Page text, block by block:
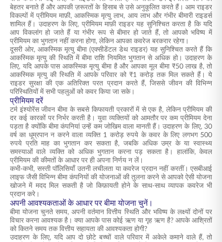
बेहतर बनाते हैं और आपकी ज़रूरतों के हिसाब से उसे अनुकूलित करते हैं। आम राइडर
विकल्पों में प्रीमियम माफ़ी, आकस्मिक मृत्यु लाभ, आय लाभ और गंभीर बीमारी राइडर्स
शामिल हैं। उदाहरण के लिए, प्रीमियम माफ़ी राइडर यह सुनिश्चित करता है कि यदि
आप विकलांग हो जाते हैं या गंभीर रूप से बीमार हो जाते हैं, तो आपको भविष्य में
प्रीमियम का भुगतान नहीं करना होगा, लेकिन आपका कवरेज बरकरार रहेगा।
दूसरी ओर, आकस्मिक मृत्यु बीमा (एक्सीडेंटल डेथ राइडर) यह सुनिश्चित करते हैं कि
आकस्मिक मृत्यु की स्थिति में बीमा राशि नियमित भुगतान से अधिक हो। उदाहरण के
लिए, यदि आपके पास आकस्मिक मृत्यु बीमा है और आपका मूल बीमा ₹50 लाख है, तो
आकस्मिक मृत्यु की स्थिति में आपके परिवार को ₹1 करोड़ तक मिल सकते हैं। ये
राइडर सुरक्षा की एक अतिरिक्त परत प्रदान करते हैं, जिससे जीवन की विभिन्न
परिस्थितियों में सभी पहलुओं को कवर किया जा सके।
प्रीमियम दरें
टर्म इंश्योरेंस जीवन बीमा के सबसे किफायती प्रकारों में से एक है, लेकिन प्रीमियम की
दर कई कारकों पर निर्भर करती है। युवा व्यक्तियों को आमतौर पर कम प्रीमियम देना
पड़ता है क्योंकि बीमा कंपनियां उन्हें कम जोखिम वाला मानती हैं। उदाहरण के लिए, 30
वर्ष का धूम्रपान न करने वाला व्यक्ति 1 करोड़ रुपये के कवर के लिए लगभग 500
रुपये प्रति माह का भुगतान कर सकता है, जबकि अधिक उम्र के या स्वास्थ्य
समस्याओं वाले व्यक्ति को अधिक भुगतान करना पड़ सकता है। हालांकि, केवल
प्रीमियम की कीमतों के आधार पर ही अपना निर्णय न लें।
कभी-कभी, सस्ती पॉलिसियाँ उतनी लचीलता या कवरेज प्रदान नहीं करतीं। एसबीआई
लाइफ जैसी विभिन्न बीमा कंपनियों की योजनाओं की तुलना करने से आपको ऐसी योजना
खोजने में मदद मिल सकती है जो किफ़ायती होने के साथ-साथ व्यापक कवरेज भी
प्रदान करे।
अपनी आवश्यकताओं के आधार पर बीमा योजना चुनें।
बीमा योजना चुनते समय, अपनी वर्तमान वित्तीय स्थिति और भविष्य के लक्ष्यों दोनों पर
विचार करना आवश्यक है। क्या आपके पास कोई ऋण या गृह ऋण है? आपके आश्रितों
को कितने समय तक वित्तीय सहायता की आवश्यकता होगी?
उदाहरण के लिए, यदि आप दो छोटे बच्चों वाले परिवार में अकेले कमाने वाले हैं, तो